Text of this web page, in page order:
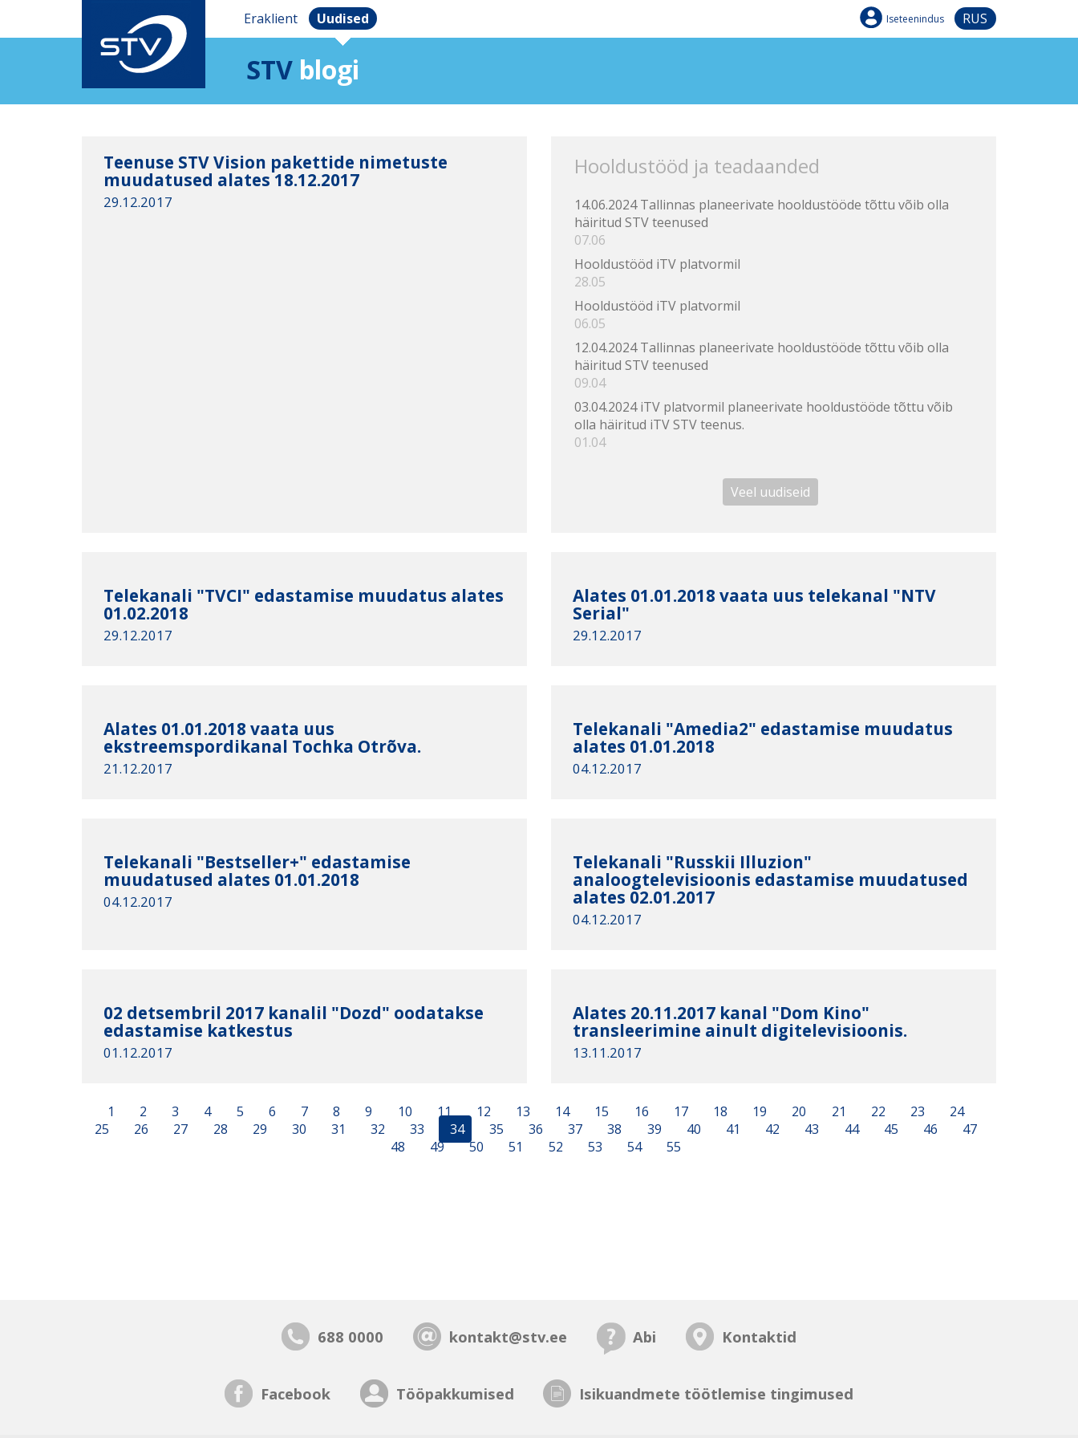
Eraklient Uudised Iseteenindus RUS
STV blogi
Teenuse STV Vision pakettide nimetuste
muudatused alates 18.12.2017
29.12.2017
Hooldustööd ja teadaanded
14.06.2024 Tallinnas planeerivate hooldustööde tõttu võib olla
häiritud STV teenused
07.06
Hooldustööd iTV platvormil
28.05
Hooldustööd iTV platvormil
06.05
12.04.2024 Tallinnas planeerivate hooldustööde tõttu võib olla
häiritud STV teenused
09.04
03.04.2024 iTV platvormil planeerivate hooldustööde tõttu võib
olla häiritud iTV STV teenus.
01.04
Veel uudiseid
Telekanali "TVCI" edastamise muudatus alates
01.02.2018
29.12.2017
Alates 01.01.2018 vaata uus telekanal "NTV
Serial"
29.12.2017
Alates 01.01.2018 vaata uus
ekstreemspordikanal Tochka Otrõva.
21.12.2017
Telekanali "Amedia2" edastamise muudatus
alates 01.01.2018
04.12.2017
Telekanali "Bestseller+" edastamise
muudatused alates 01.01.2018
04.12.2017
Telekanali "Russkii Illuzion"
analoogtelevisioonis edastamise muudatused
alates 02.01.2017
04.12.2017
02 detsembril 2017 kanalil "Dozd" oodatakse
edastamise katkestus
01.12.2017
Alates 20.11.2017 kanal "Dom Kino"
transleerimine ainult digitelevisioonis.
13.11.2017
1 2 3 4 5 6 7 8 9 10 11 12 13 14 15 16 17 18 19 20 21 22 23
24
25
26 27 28 29 30 31 32 33 34 35 36 37 38 39 40 41 42 43 44 45 46
47
48
49 50 51 52 53 54 55
688 0000 kontakt@stv.ee Abi Kontaktid
Facebook Tööpakkumised Isikuandmete töötlemise tingimused